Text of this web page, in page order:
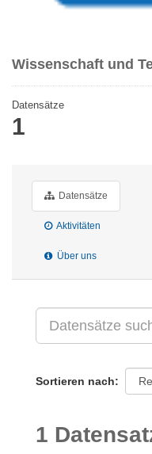
Wissenschaft und
Datensätze
1
Datensätze
Aktivitäten
Über uns
Sortieren nach
1